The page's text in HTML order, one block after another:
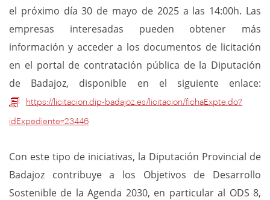
el próximo día 30 de mayo de 2025 a las 14:00h. Las
empresas interesadas pueden obtener más
información y acceder a los documentos de licitación
en el portal de contratación pública de la Diputación
de Badajoz, disponible en el siguiente enlace:
https://licitacion.dip-badajoz.es/licitacion/fichaExpte.do?
idExpediente=23446
Con este tipo de iniciativas, la Diputación Provincial de
Badajoz contribuye a los Objetivos de Desarrollo
Sostenible de la Agenda 2030, en particular al ODS 8,